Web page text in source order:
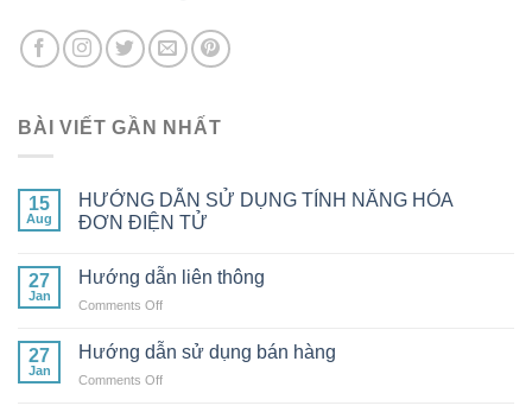
BÀI VIẾT GẦN NHẤT
15
Aug
HƯỚNG DẪN SỬ DỤNG TÍNH NĂNG HÓA
ĐƠN ĐIỆN TỬ
27
Jan
Hướng dẫn liên thông
Comments Offon
dẫn
27
Jan
Hướng dẫn sử dụng bán hàng
Comments Offon